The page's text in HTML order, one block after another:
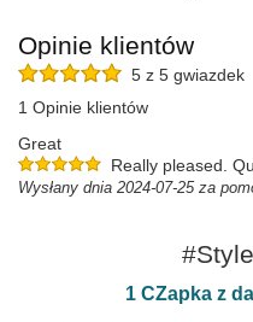
Opinie klientów
5 z 5 gwiazdek
1 Opinie klientów
Great
Really pleased.
Wysłany dnia 2024-07-25 za
1 CZapka z